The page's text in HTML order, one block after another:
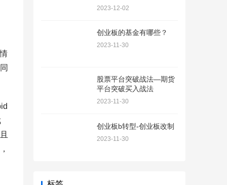
2023-12-02
创业板的基金有哪些？
2023-11-30
股票平台突破战法—期货
平台突破买入战法
2023-11-30
创业板b转型-创业板改制
2023-11-30